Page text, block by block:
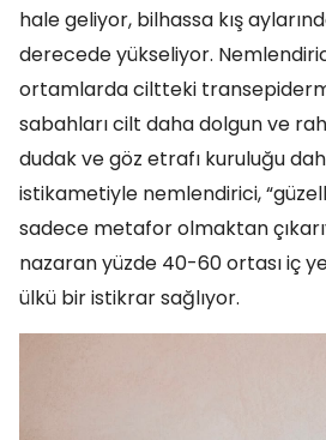
hale geliyor, bilhassa kış
derecede yükseliyor.
ortamlarda ciltteki
sabahları cilt daha dolgun ve
dudak ve göz etrafı kuruluğu
istikametiyle nemlendirici,
sadece metafor olmaktan
nazaran yüzde 40-60 ortası iç
ülkü bir istikrar sağlıyor.